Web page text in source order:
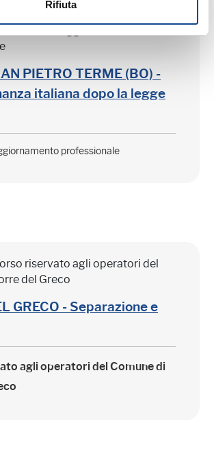
Rifiuta
PIETRO TERME (BO) -
italiana dopo la legge
professionale
riservato agli operatori del
del Greco
GRECO - Separazione e
agli operatori del Comune di